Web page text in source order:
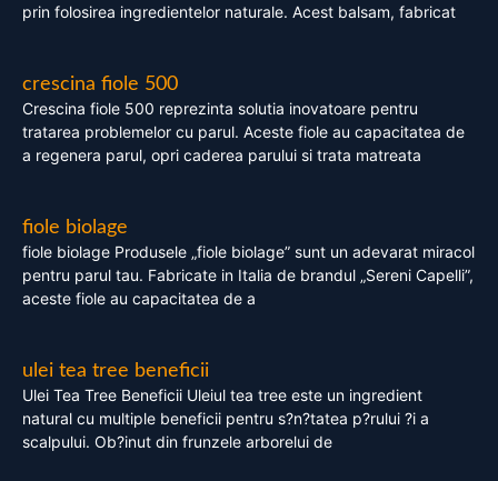
prin folosirea ingredientelor naturale. Acest balsam, fabricat
crescina fiole 500
Crescina fiole 500 reprezinta solutia inovatoare pentru
tratarea problemelor cu parul. Aceste fiole au capacitatea de
a regenera parul, opri caderea parului si trata matreata
fiole biolage
fiole biolage Produsele „fiole biolage” sunt un adevarat miracol
pentru parul tau. Fabricate in Italia de brandul „Sereni Capelli”,
aceste fiole au capacitatea de a
ulei tea tree beneficii
Ulei Tea Tree Beneficii Uleiul tea tree este un ingredient
natural cu multiple beneficii pentru s?n?tatea p?rului ?i a
scalpului. Ob?inut din frunzele arborelui de